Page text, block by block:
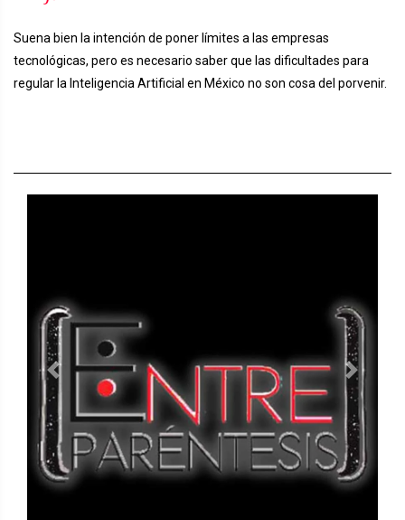
Suena bien la intención de poner límites a las empresas
tecnológicas, pero es necesario saber que las dificultades para
regular la Inteligencia Artificial en México no son cosa del porvenir.
Previous Next